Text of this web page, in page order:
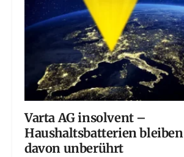
Varta AG insolvent –
Haushaltsbatterien bleiben
davon unberührt